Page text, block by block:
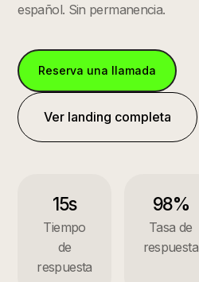
español. Sin permanencia.
Reserva una llamada
Ver landing completa
15s
Tiempo
de
respuesta
98%
Tasa de
respuesta